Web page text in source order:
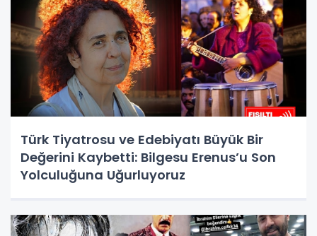
Türk Tiyatrosu ve Edebiyatı Büyük Bir
Değerini Kaybetti: Bilgesu Erenus’u Son
Yolculuğuna Uğurluyoruz